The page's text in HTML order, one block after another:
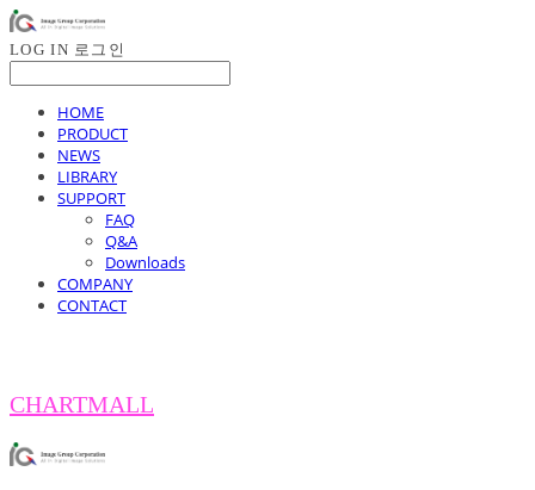
LOG IN 로그인
HOME
PRODUCT
NEWS
LIBRARY
SUPPORT
FAQ
Q&A
Downloads
COMPANY
CONTACT
CHARTMALL